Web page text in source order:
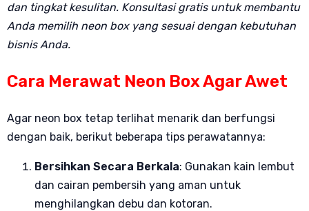
dan tingkat kesulitan. Konsultasi gratis untuk membantu
Anda memilih neon box yang sesuai dengan kebutuhan
bisnis Anda.
Cara Merawat Neon Box Agar Awet
Agar neon box tetap terlihat menarik dan berfungsi
dengan baik, berikut beberapa tips perawatannya:
Bersihkan Secara Berkala: Gunakan kain lembut
dan cairan pembersih yang aman untuk
menghilangkan debu dan kotoran.